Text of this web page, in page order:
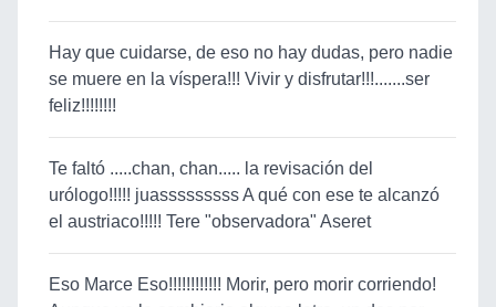
Hay que cuidarse, de eso no hay dudas, pero nadie
se muere en la víspera!!! Vivir y disfrutar!!!.......ser
feliz!!!!!!!!
Te faltó .....chan, chan..... la revisación del
urólogo!!!!! juasssssssss A qué con ese te alcanzó
el austriaco!!!!! Tere "observadora" Aseret
Eso Marce Eso!!!!!!!!!!!! Morir, pero morir corriendo!